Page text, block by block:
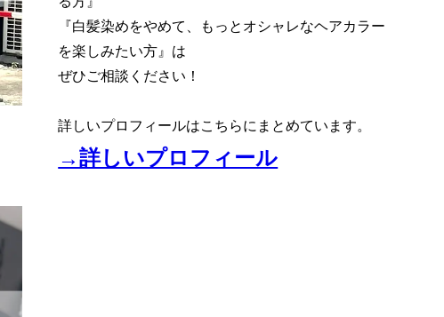
『白髪染めをやめて、もっとオシャレなヘアカラー
を楽しみたい方』は
ぜひご相談ください！
詳しいプロフィールはこちらにまとめています。
→詳しいプロフィール